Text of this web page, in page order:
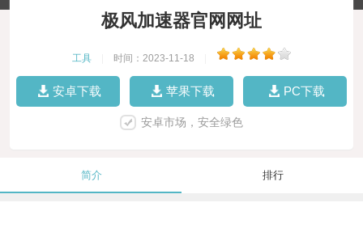
极风加速器官网网址
工具 时间：2023-11-18
安卓下载 苹果下载 PC下载
安卓市场，安全绿色
简介 排行